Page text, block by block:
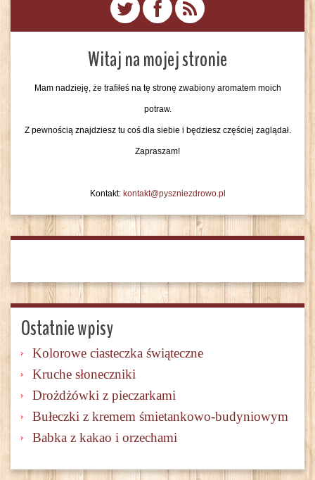
Witaj na mojej stronie
Mam nadzieję, że trafiłeś na tę stronę zwabiony aromatem moich
potraw.
Z pewnością znajdziesz tu coś dla siebie i będziesz częściej zaglądał.
Zapraszam!
Kontakt: kontakt@pyszniezdrowo.pl
Ostatnie wpisy
Kolorowe ciasteczka świąteczne
Kruche słoneczniki
Drożdżówki z pieczarkami
Bułeczki z kremem śmietankowo-budyniowym
Babka z kakao i orzechami